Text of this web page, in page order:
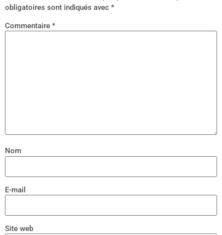
obligatoires sont indiqués avec *
Commentaire *
Nom
E-mail
Site web